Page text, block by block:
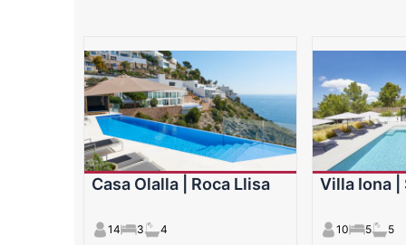
Casa Olalla | Roca Llisa
14 3 4
Villa Iona |
10 5 5